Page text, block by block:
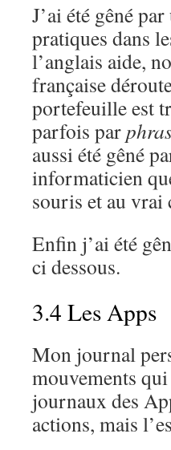
J’ai été gêné
pratiques dans
l’anglais aide,
française
portefeuille est
parfois par
aussi été gêné
informaticien
souris et au vrai
Enfin j’ai été
ci dessous.
3.4 Les Apps
Mon journal
mouvements
journaux des
actions, mais